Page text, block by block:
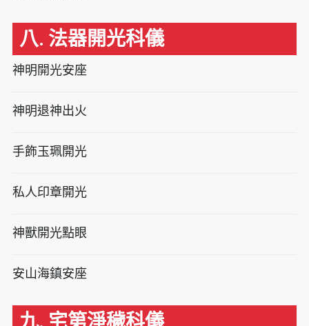
八. 法器開光科儀
神明開光安座
神明退神出火
手飾玉珮開光
私人印章開光
神獸開光點眼
安山海鎮安座